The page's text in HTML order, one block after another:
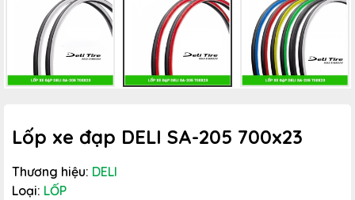
Lốp xe đạp DELI SA-205 700x23
Thương hiệu: DELI
Loại: LỐP